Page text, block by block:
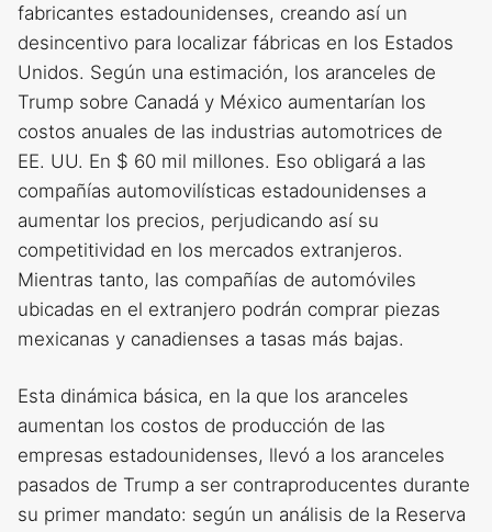
fabricantes estadounidenses, creando así un
desincentivo para localizar fábricas en los Estados
Unidos. Según una estimación, los aranceles de
Trump sobre Canadá y México aumentarían los
costos anuales de las industrias automotrices de
EE. UU. En $ 60 mil millones. Eso obligará a las
compañías automovilísticas estadounidenses a
aumentar los precios, perjudicando así su
competitividad en los mercados extranjeros.
Mientras tanto, las compañías de automóviles
ubicadas en el extranjero podrán comprar piezas
mexicanas y canadienses a tasas más bajas.
Esta dinámica básica, en la que los aranceles
aumentan los costos de producción de las
empresas estadounidenses, llevó a los aranceles
pasados ​​de Trump a ser contraproducentes durante
su primer mandato: según un análisis de la Reserva